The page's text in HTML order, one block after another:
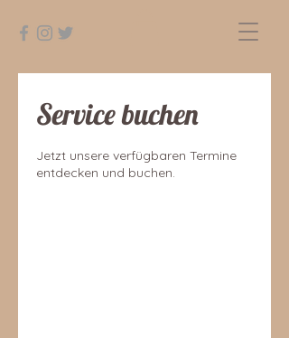
Service buchen
Jetzt unsere verfügbaren Termine
entdecken und buchen.